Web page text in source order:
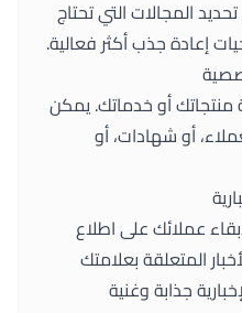
المجالات التي تحتاج
إعادة جذب أكثر فعالية.
أو خدماتك. يمكن
أو شهادات، أو
عملائك على اطلاع
المتعلقة بعلامتك
جذابة وغنية